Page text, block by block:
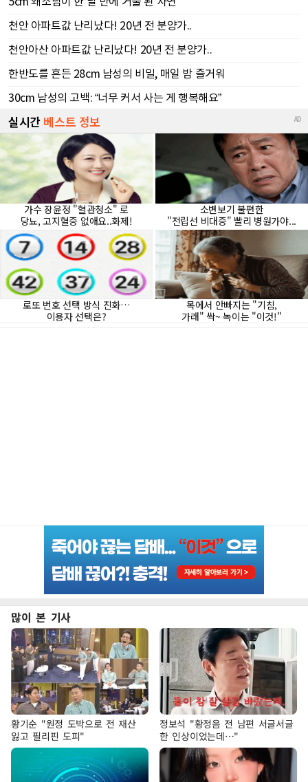
많이 본 기사
황기순 "원정 도박으로 전 재산
잃고 필리핀 도피"
정보석 "황정음 전 남편 서글서글
한 인상이었는데…"